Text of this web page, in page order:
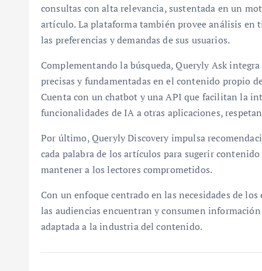
consultas con alta relevancia, sustentada en un
artículo. La plataforma también provee análisis en
las preferencias y demandas de sus usuarios.
Complementando la búsqueda, Queryly Ask
precisas y fundamentadas en el contenido propio
Cuenta con un chatbot y una API que facilitan la
funcionalidades de IA a otras aplicaciones,
Por último, Queryly Discovery impulsa
cada palabra de los artículos para sugerir
mantener a los lectores comprometidos.
Con un enfoque centrado en las necesidades de
las audiencias encuentran y consumen
adaptada a la industria del contenido.